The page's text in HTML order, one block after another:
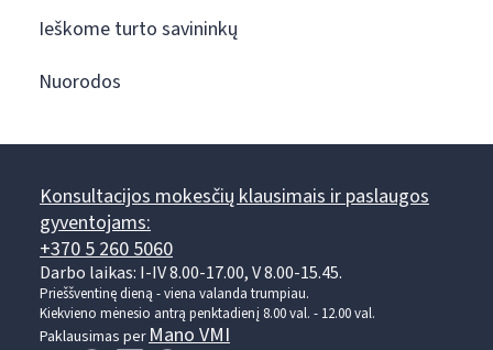
Ieškome turto savininkų
Nuorodos
Konsultacijos mokesčių klausimais ir paslaugos
gyventojams:
+370 5 260 5060
Darbo laikas: I-IV 8.00-17.00, V 8.00-15.45.
Prieššventinę dieną - viena valanda trumpiau.
Kiekvieno mėnesio antrą penktadienį 8.00 val. - 12.00 val.
Paklausimas per Mano VMI